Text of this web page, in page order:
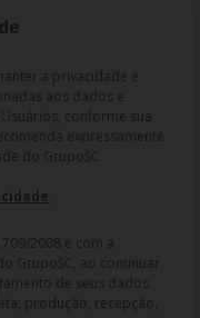
HOSP. E ONCOL. LTDA |
R: Olimpíadas, nº
| Cep: 04551-000 |
de Jesus - CRF/SP 47509
477-010609-1-0.
a privacidade e
aos dados e
conforme sua
expressamente
do GrupoSC
2008 e com a
GrupoSC, ao continuar
de seus dados
produção, recepção,